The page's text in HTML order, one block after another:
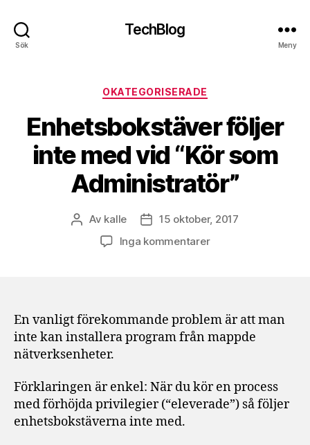
Sök
TechBlog
Meny
Kategorier
OKATEGORISERADE
Enhetsbokstäver följer
inte med vid “Kör som
Administratör”
Inläggsförfattare
Av kalle Inläggsdatum
15 oktober, 2017
Inga kommentarertill
vid
“Kör
som
En vanligt förekommande problem är att man
inte kan installera program från mappde
nätverksenheter.
Förklaringen är enkel: När du kör en process
med förhöjda privilegier (“eleverade”) så följer
enhetsbokstäverna inte med.